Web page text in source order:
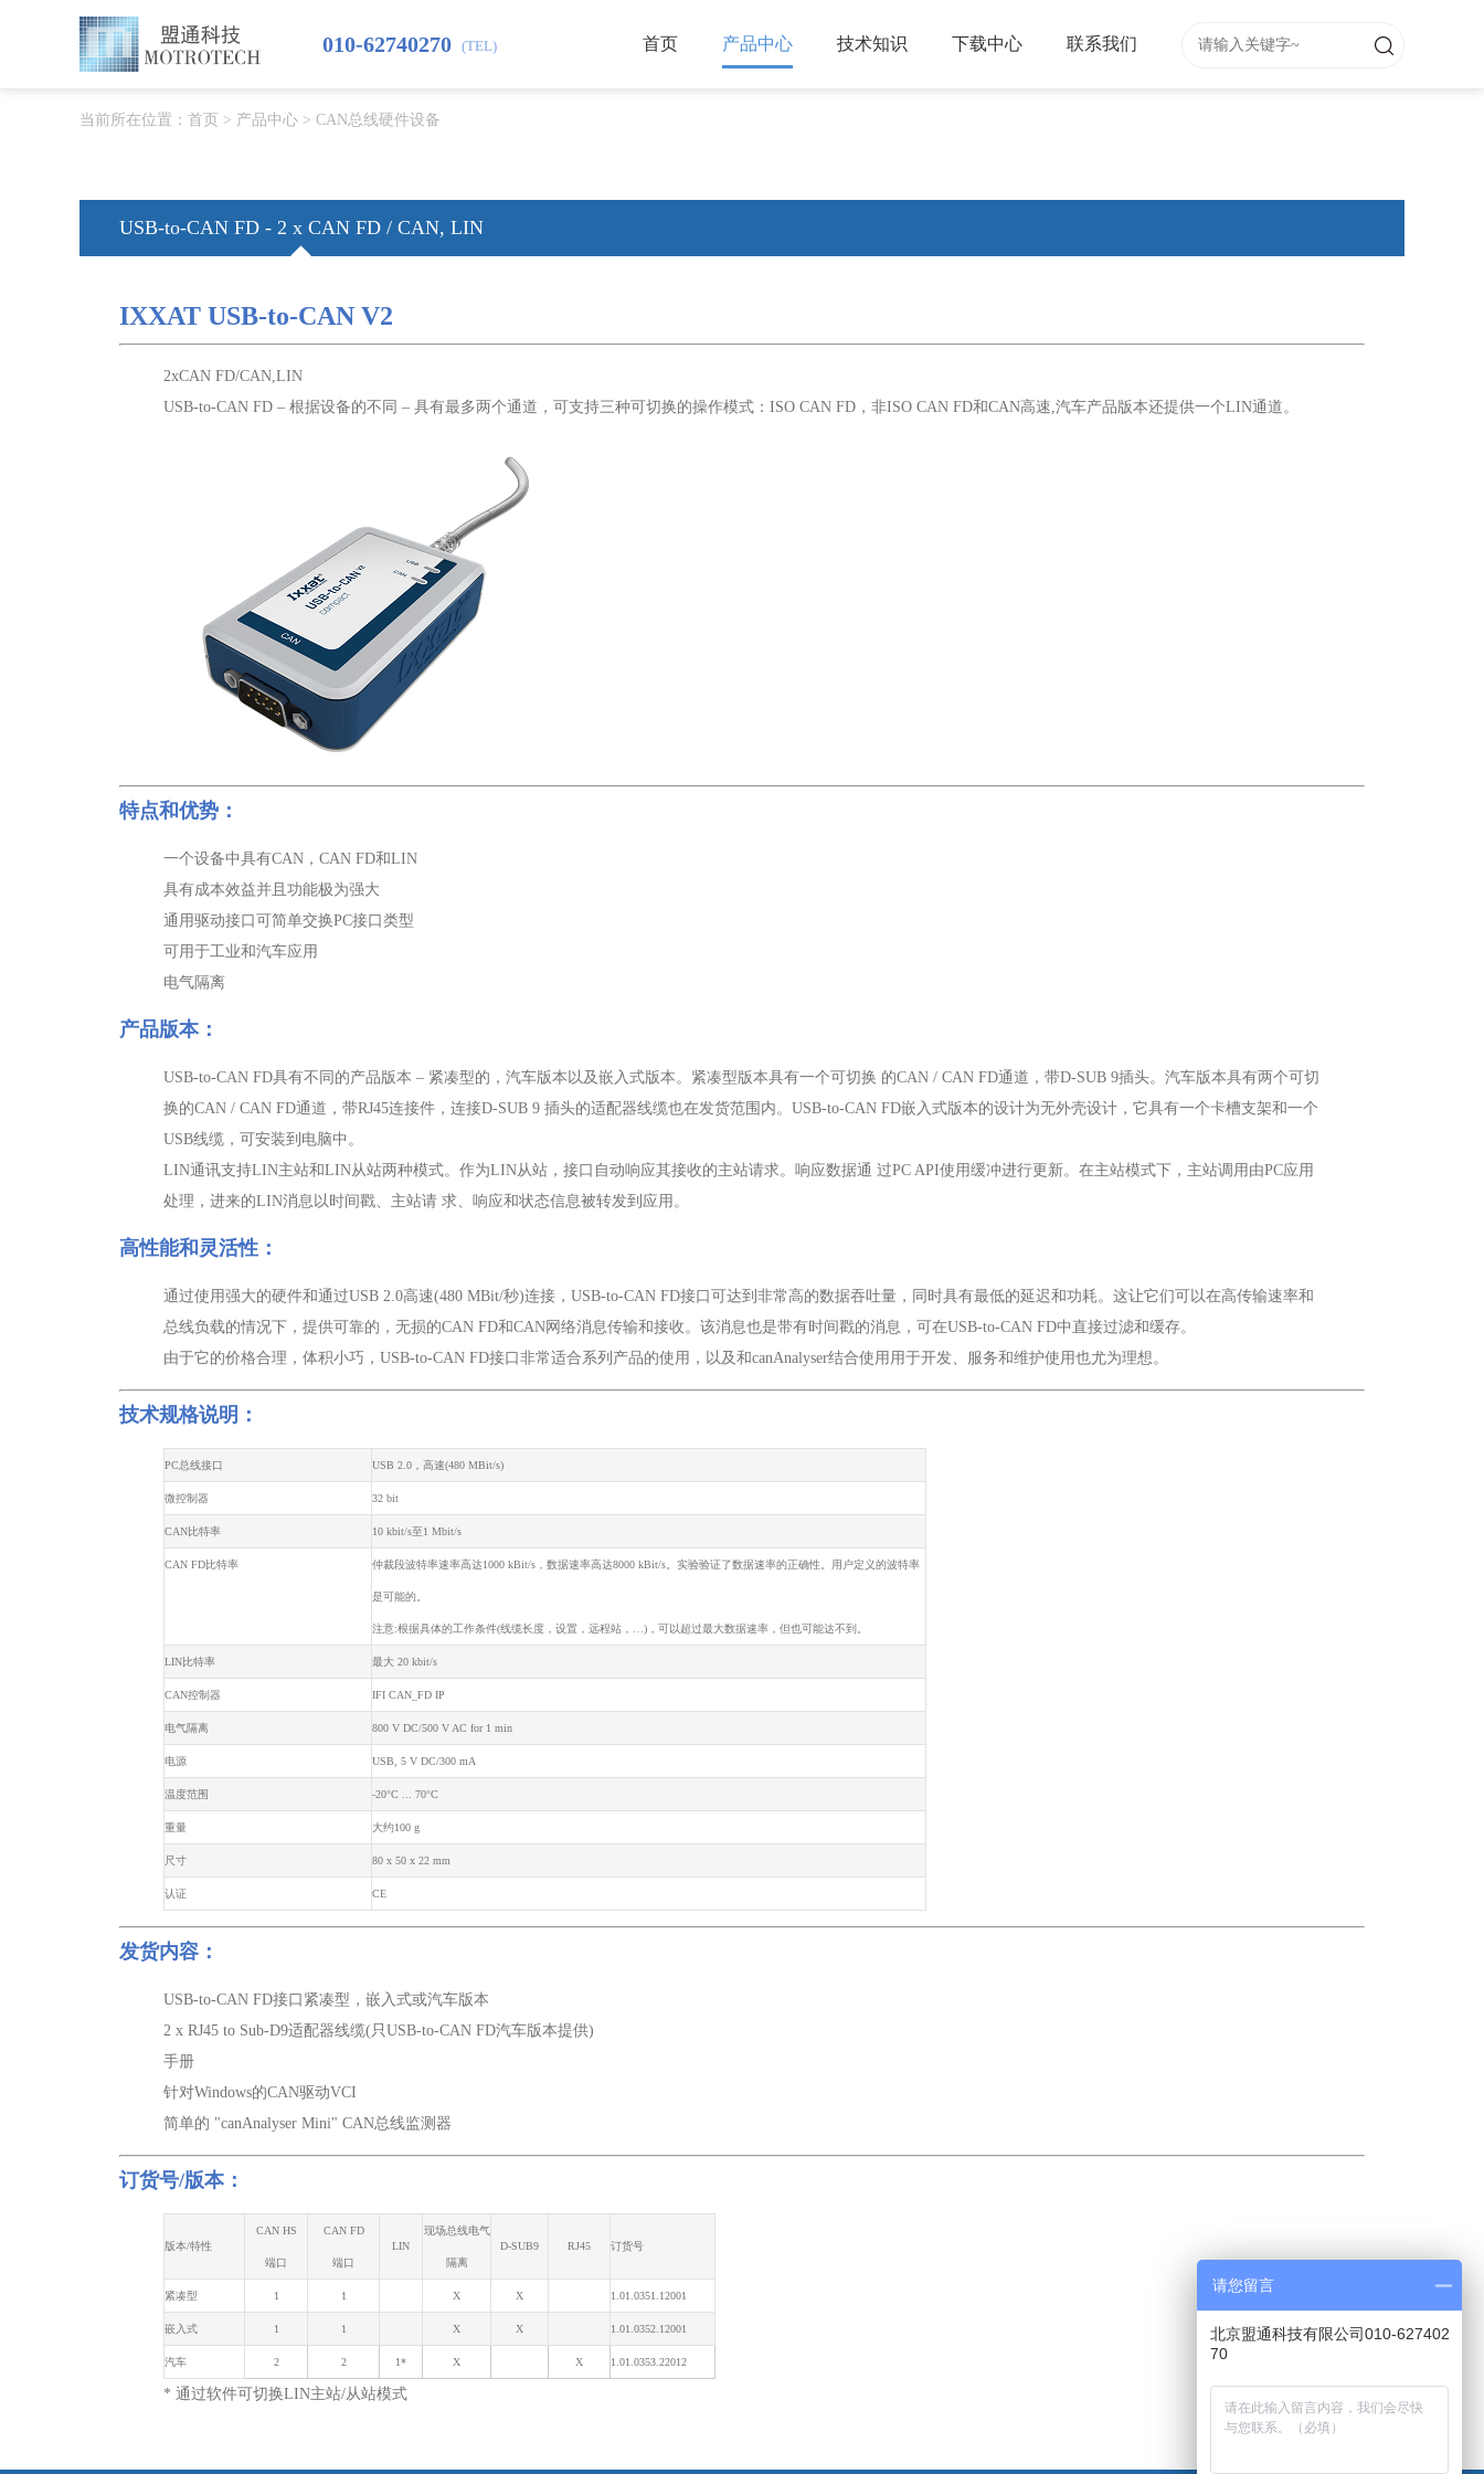
首页 产品中心 技术知识 下载中心 联系我们
010-62740270 (TEL)
当前所在位置： 首页 > 产品中心 > CAN总线硬件设备
USB-to-CAN FD - 2 x CAN FD / CAN, LIN
IXXAT USB-to-CAN V2
2xCAN FD/CAN,LIN
USB-to-CAN FD – 根据设备的不同 – 具有最多两个通道，可支持三种可切换的操作模式：ISO CAN FD，非ISO CAN FD和CAN高速,汽车产品版本还提供一个LIN通道。
特点和优势：
一个设备中具有CAN，CAN FD和LIN
具有成本效益并且功能极为强大
通用驱动接口可简单交换PC接口类型
可用于工业和汽车应用
电气隔离
产品版本：
USB-to-CAN FD具有不同的产品版本 – 紧凑型的，汽车版本以及嵌入式版本。紧凑型版本具有一个可切换 的CAN / CAN FD通道，带D-SUB 9插头。汽车版本具有两个可切
换的CAN / CAN FD通道，带RJ45连接件，连接D-SUB 9 插头的适配器线缆也在发货范围内。USB-to-CAN FD嵌入式版本的设计为无外壳设计，它具有一个卡槽支架和一个
USB线缆，可安装到电脑中。
LIN通讯支持LIN主站和LIN从站两种模式。作为LIN从站，接口自动响应其接收的主站请求。响应数据通 过PC API使用缓冲进行更新。在主站模式下，主站调用由PC应用
处理，进来的LIN消息以时间戳、主站请 求、响应和状态信息被转发到应用。
高性能和灵活性：
通过使用强大的硬件和通过USB 2.0高速(480 MBit/秒)连接，USB-to-CAN FD接口可达到非常高的数据吞吐量，同时具有最低的延迟和功耗。这让它们可以在高传输速率和
总线负载的情况下，提供可靠的，无损的CAN FD和CAN网络消息传输和接收。该消息也是带有时间戳的消息，可在USB-to-CAN FD中直接过滤和缓存。
由于它的价格合理，体积小巧，USB-to-CAN FD接口非常适合系列产品的使用，以及和canAnalyser结合使用用于开发、服务和维护使用也尤为理想。
技术规格说明：
PC总线接口 USB 2.0，高速(480 MBit/s)
微控制器 32 bit
CAN比特率 10 kbit/s至1 Mbit/s
CAN FD比特率 仲裁段波特率速率高达1000 kBit/s，数据速率高达8000 kBit/s。实验验证了数据速率的正确性。用户定义的波特率
是可能的。
注意:根据具体的工作条件(线缆长度，设置，远程站，…)，可以超过最大数据速率，但也可能达不到。
LIN比特率 最大 20 kbit/s
CAN控制器 IFI CAN_FD IP
电气隔离 800 V DC/500 V AC for 1 min
电源 USB, 5 V DC/300 mA
温度范围 -20°C ... 70°C
重量 大约100 g
尺寸 80 x 50 x 22 mm
认证 CE
发货内容：
USB-to-CAN FD接口紧凑型，嵌入式或汽车版本
2 x RJ45 to Sub-D9适配器线缆(只USB-to-CAN FD汽车版本提供)
手册
针对Windows的CAN驱动VCI
简单的 "canAnalyser Mini" CAN总线监测器
订货号/版本：
版本/特性
CAN HS
端口
CAN FD
端口
LIN
现场总线电气
隔离
D-SUB9 RJ45 订货号
紧凑型 1 1 X X 1.01.0351.12001
嵌入式 1 1 X X 1.01.0352.12001
汽车 2 2 1* X X 1.01.0353.22012
* 通过软件可切换LIN主站/从站模式
请您留言
北京盟通科技有限公司010-627402
70